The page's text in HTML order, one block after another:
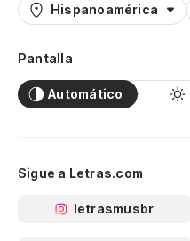
Hispanoamérica
Pantalla
Automático
Sigue a Letras.com
letrasmusbr